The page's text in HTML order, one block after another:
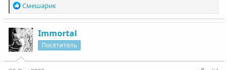
Р
е
а
к
ц
и
и
Смешарик
Immortal
Посетитель